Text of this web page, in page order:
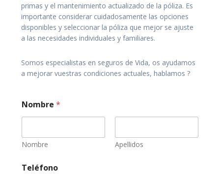
primas y el mantenimiento actualizado de la póliza. Es
importante considerar cuidadosamente las opciones
disponibles y seleccionar la póliza que mejor se ajuste
a las necesidades individuales y familiares.
Somos especialistas en seguros de Vida, os ayudamos
a mejorar vuestras condiciones actuales, hablamos ?
Nombre *
Nombre Apellidos
Teléfono